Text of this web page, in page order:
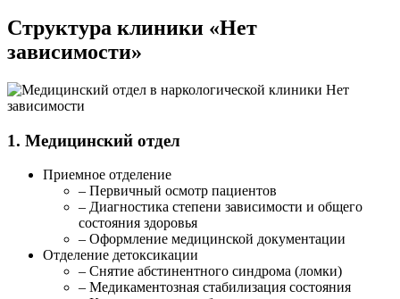
Структура клиники «Нет
зависимости»
1. Медицинский отдел
Приемное отделение
– Первичный осмотр пациентов
– Диагностика степени зависимости и общего
состояния здоровья
– Оформление медицинской документации
Отделение детоксикации
– Снятие абстинентного синдрома (ломки)
– Медикаментозная стабилизация состояния